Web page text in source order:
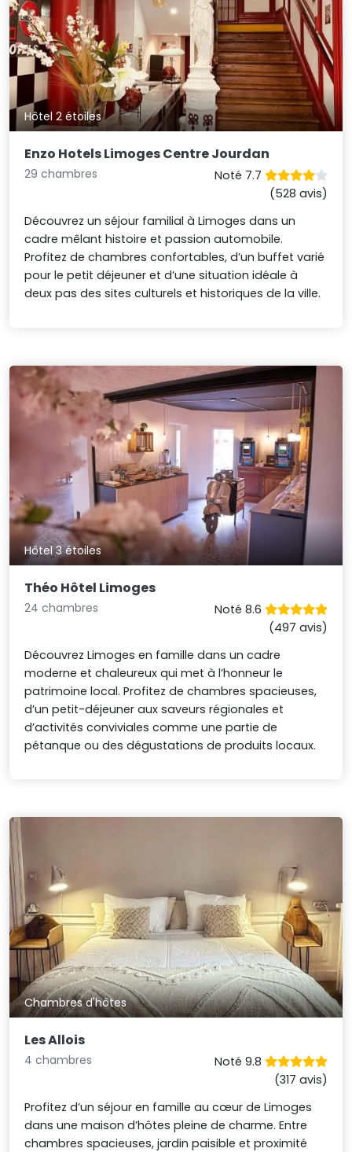
Hôtel 2 étoiles
Enzo Hotels Limoges Centre Jourdan
29 chambres
Noté 7.7
(528 avis)
Découvrez un séjour familial à Limoges dans un
cadre mêlant histoire et passion automobile.
Profitez de chambres confortables, d’un buffet varié
pour le petit déjeuner et d’une situation idéale à
deux pas des sites culturels et historiques de la ville.
Hôtel 3 étoiles
Théo Hôtel Limoges
24 chambres
Noté 8.6
(497 avis)
Découvrez Limoges en famille dans un cadre
moderne et chaleureux qui met à l’honneur le
patrimoine local. Profitez de chambres spacieuses,
d’un petit-déjeuner aux saveurs régionales et
d’activités conviviales comme une partie de
pétanque ou des dégustations de produits locaux.
Chambres d'hôtes
Les Allois
4 chambres
Noté 9.8
(317 avis)
Profitez d’un séjour en famille au cœur de Limoges
dans une maison d’hôtes pleine de charme. Entre
chambres spacieuses, jardin paisible et proximité